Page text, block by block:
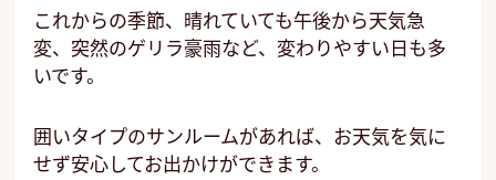
これからの季節、晴れていても午後から天気急
変、突然のゲリラ豪雨など、変わりやすい日も多
いです。
囲いタイプのサンルームがあれば、お天気を気に
せず安心してお出かけができます。